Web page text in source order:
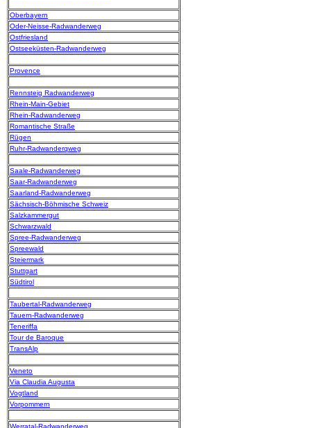
Oberbayern
Oder-Neisse-Radwanderweg
Ostfriesland
Ostseeküsten-Radwanderweg
Provence
Rennsteig Radwanderweg
Rhein-Main-Gebiet
Rhein-Radwanderweg
Romantische Straße
Rügen
Ruhr-Radwanderqweg
Saale-Radwanderweg
Saar-Radwanderweg
Saarland-Radwanderweg
Sächsisch-Böhmische Schweiz
Salzkammergut
Schwarzwald
Spree-Radwanderweg
Spreewald
Steiermark
Stuttgart
Südtirol
Taubertal-Radwanderweg
Tauern-Radwanderweg
Teneriffa
Tour de Baroque
TransAlp
Veneto
Via Claudia Augusta
Vogtland
Vorpommern
Werratal-Radwanderweg